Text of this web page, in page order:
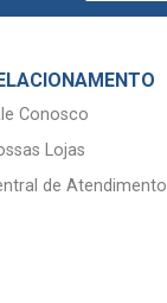
Conosco
Lojas
de Atendimento